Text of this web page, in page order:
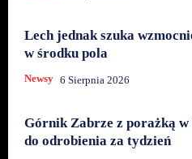
Lech jednak szuka
w środku pola
Newsy 6 Sierpnia 2026
Górnik Zabrze z porażką w
do odrobienia za tydzień